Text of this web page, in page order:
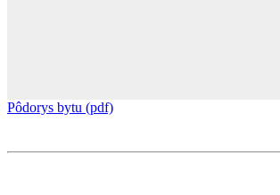
Pôdorys bytu (pdf)